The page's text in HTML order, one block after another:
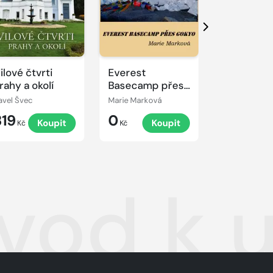
čtvrti
a okolí
Švec
Kč Koupit
Everest
Basecamp přes
Gokyo
Marie Marková
0 Kč Koupit
Další
k